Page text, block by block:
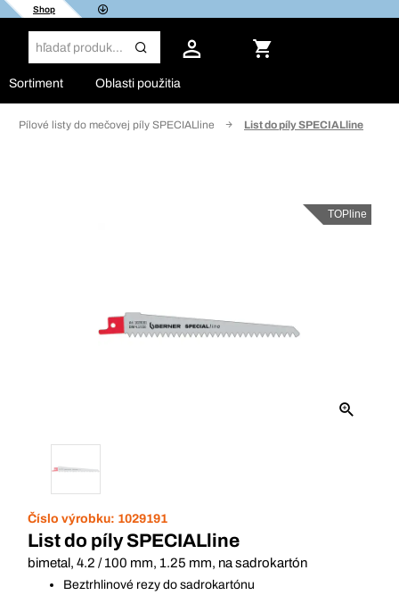
Shop
Sortiment Oblasti použitia
Pílové listy do mečovej píly SPECIALline List do píly SPECIALline
TOPline
Číslo výrobku: 1029191
List do píly SPECIALline
bimetal, 4.2 / 100 mm, 1.25 mm, na sadrokartón
Beztrhlinové rezy do sadrokartónu